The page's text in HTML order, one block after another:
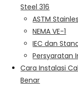
Steel 316
ASTM
NEMA VE-1
IEC dan
Persyaratan
Cara Instalasi
Benar